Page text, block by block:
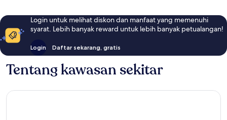
Login untuk melihat diskon dan manfaat yang memenuhi
syarat. Lebih banyak reward untuk lebih banyak petualangan!
Login Daftar sekarang, gratis
Tentang kawasan sekitar